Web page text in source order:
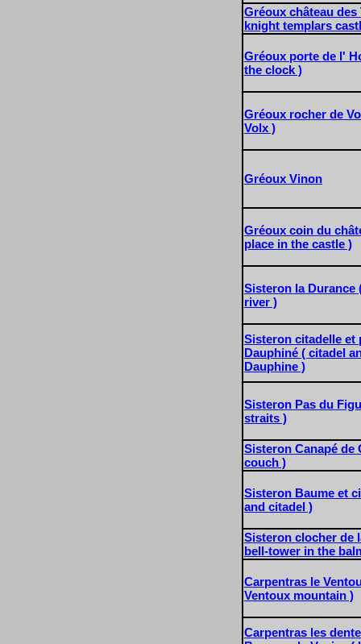
Gréoux château des
knight templars
Gréoux porte de l'
the clock )
Gréoux rocher de
Volx )
Gréoux Vinon
Gréoux coin du
place in the castle )
Sisteron la Durance
river )
Sisteron citadelle et
Dauphiné ( citadel
Dauphine )
Sisteron Pas du
straits )
Sisteron Canapé de
couch )
Sisteron Baume et
and citadel )
Sisteron clocher de
bell-tower in the
Carpentras le
Ventoux mountain )
Carpentras les